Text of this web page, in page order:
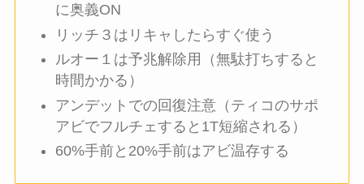
に奥義ON
リッチ３はリキャしたらすぐ使う
ルオー１は予兆解除用（無駄打ちすると
時間かかる）
アンデットでの回復注意（ティコのサポ
アビでフルチェすると1T短縮される）
60%手前と20%手前はアビ温存する